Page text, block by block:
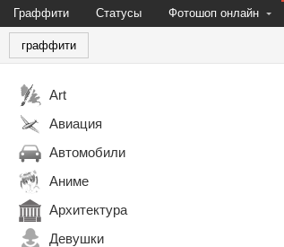
Граффити Статусы Фотошоп онлайн
граффити
Art
Авиация
Автомобили
Аниме
Архитектура
Девушки